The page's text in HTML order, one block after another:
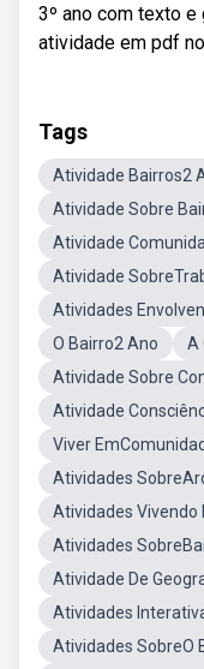
3º ano com texto
atividade em pdf
Tags
Atividade Bairros2
Atividade Sobre
Atividade
Atividade
Atividades
O Bairro2 Ano
A
Atividade Sobre
Atividade
Viver
Atividades
Atividades Vivendo
Atividades
Atividade De
Atividades
Atividades SobreO